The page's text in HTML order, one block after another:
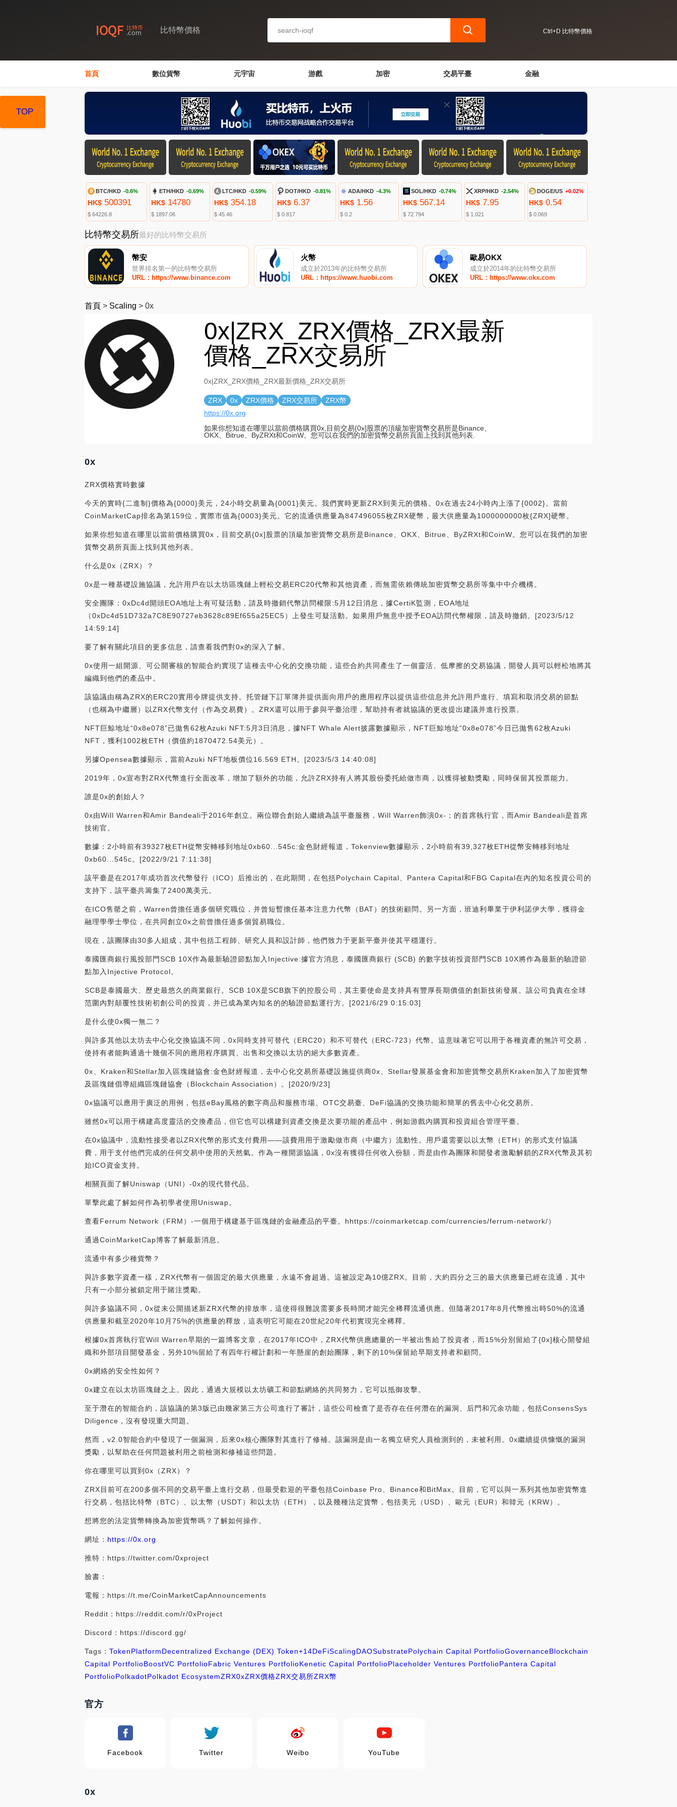
比特幣價格 Ctrl+D 比特幣價格
首頁 數位貨幣 元宇宙 游戲 加密 交易平臺 金融
BTC/HKD -0.6%
HK$ 500391
$ 64226.8
ETH/HKD -0.69%
HK$14780
$ 1897.06
LTC/HKD -0.59%
HK$354.18
$ 45.46
DOT/HKD -0.81%
HK$6.37
$ 0.817
ADA/HKD -4.3%
HK$1.56
$ 0.2
SOL/HKD -0.74%
HK$ 567.14
$ 72.794
XRP/HKD -2.54%
HK$ 7.95
$ 1.021
DOGE/US +0.02%
HK$ 0.54
$ 0.069
比特幣交易所最好的比特幣交易所
幣安
世界排名第一的比特幣交易所
URL：https://www.binance.com
火幣
成立於2013年的比特幣交易所
URL：https://www.huobi.com
歐易OKX
成立於2014年的比特幣交易所
URL：https://www.okx.com
首頁 > Scaling > 0x
0x|ZRX_ZRX價格_ZRX最新
價格_ZRX交易所
0x|ZRX_ZRX價格_ZRX最新價格_ZRX交易所
ZRX 0x ZRX價格 ZRX交易所
ZRX幣
https://0x.org
如果你想知道在哪里以當前價格購買0x,目前交易{0x]股票的頂級加密貨幣交易所是Binance、
OKX、Bitrue、ByZRXt和CoinW。您可以在我們的加密貨幣交易所頁面上找到其他列表.
0x
ZRX價格實時數據
今天的實時{二進制}價格為{0000}美元，24小時交易量為{0001}美元。我們實時更新ZRX到美元的價格。0x在過去24小時內上漲了{0002}。當前
CoinMarketCap排名為第159位，實際市值為{0003}美元。它的流通供應量為847496055枚ZRX硬幣，最大供應量為1000000000枚{ZRX]硬幣。
如果你想知道在哪里以當前價格購買0x，目前交易{0x]股票的頂級加密貨幣交易所是Binance、OKX、Bitrue、ByZRXt和CoinW。您可以在我們的加密
貨幣交易所頁面上找到其他列表。
什么是0x（ZRX）？
0x是一種基礎設施協議，允許用戶在以太坊區塊鏈上輕松交易ERC20代幣和其他資產，而無需依賴傳統加密貨幣交易所等集中中介機構。
安全團隊：0xDc4d開頭EOA地址上有可疑活動，請及時撤銷代幣訪問權限:5月12日消息，據CertiK監測，EOA地址
（0xDc4d51D732a7C8E90727eb3628c89Ef655a25EC5）上發生可疑活動。如果用戶無意中授予EOA訪問代幣權限，請及時撤銷。[2023/5/12
14:59:14]
要了解有關此項目的更多信息，請查看我們對0x的深入了解。
0x使用一組開源、可公開審核的智能合約實現了這種去中心化的交換功能，這些合約共同產生了一個靈活、低摩擦的交易協議，開發人員可以輕松地將其
編織到他們的產品中。
該協議由稱為ZRX的ERC20實用令牌提供支持。托管鏈下訂單簿并提供面向用戶的應用程序以提供這些信息并允許用戶進行、填寫和取消交易的節點
（也稱為中繼層）以ZRX代幣支付（作為交易費）。ZRX還可以用于參與平臺治理，幫助持有者就協議的更改提出建議并進行投票。
NFT巨鯨地址“0x8e078”已拋售62枚Azuki NFT:5月3日消息，據NFT Whale Alert披露數據顯示，NFT巨鯨地址“0x8e078”今日已拋售62枚Azuki
NFT，獲利1002枚ETH（價值約1870472.54美元）。
另據Opensea數據顯示，當前Azuki NFT地板價位16.569 ETH。[2023/5/3 14:40:08]
2019年，0x宣布對ZRX代幣進行全面改革，增加了額外的功能，允許ZRX持有人將其股份委托給做市商，以獲得被動獎勵，同時保留其投票能力。
誰是0x的創始人？
0x由Will Warren和Amir Bandeali于2016年創立。兩位聯合創始人繼續為該平臺服務，Will Warren飾演0x-；的首席執行官，而Amir Bandeali是首席
技術官。
數據：2小時前有39327枚ETH從幣安轉移到地址0xb60...545c:金色財經報道，Tokenview數據顯示，2小時前有39,327枚ETH從幣安轉移到地址
0xb60...545c。[2022/9/21 7:11:38]
該平臺是在2017年成功首次代幣發行（ICO）后推出的，在此期間，在包括Polychain Capital、Pantera Capital和FBG Capital在內的知名投資公司的
支持下，該平臺共籌集了2400萬美元。
在ICO售罄之前，Warren曾擔任過多個研究職位，并曾短暫擔任基本注意力代幣（BAT）的技術顧問。另一方面，班迪利畢業于伊利諾伊大學，獲得金
融理學學士學位，在共同創立0x之前曾擔任過多個貿易職位。
現在，該團隊由30多人組成，其中包括工程師、研究人員和設計師，他們致力于更新平臺并使其平穩運行。
泰國匯商銀行風投部門SCB 10X作為最新驗證節點加入Injective:據官方消息，泰國匯商銀行 (SCB) 的數字技術投資部門SCB 10X將作為最新的驗證節
點加入Injective Protocol。
SCB是泰國最大、歷史最悠久的商業銀行。SCB 10X是SCB旗下的控股公司，其主要使命是支持具有豐厚長期價值的創新技術發展。該公司負責在全球
范圍內對顛覆性技術初創公司的投資，并已成為業內知名的的驗證節點運行方。[2021/6/29 0:15:03]
是什么使0x獨一無二？
與許多其他以太坊去中心化交換協議不同，0x同時支持可替代（ERC20）和不可替代（ERC-723）代幣。這意味著它可以用于各種資產的無許可交易，
使持有者能夠通過十幾個不同的應用程序購買、出售和交換以太坊的絕大多數資產。
0x、Kraken和Stellar加入區塊鏈協會:金色財經報道，去中心化交易所基礎設施提供商0x、Stellar發展基金會和加密貨幣交易所Kraken加入了加密貨幣
及區塊鏈倡導組織區塊鏈協會（Blockchain Association）。[2020/9/23]
0x協議可以應用于廣泛的用例，包括eBay風格的數字商品和服務市場、OTC交易臺、DeFi協議的交換功能和簡單的舊去中心化交易所。
雖然0x可以用于構建高度靈活的交換產品，但它也可以構建到資產交換是次要功能的產品中，例如游戲內購買和投資組合管理平臺。
在0x協議中，流動性接受者以ZRX代幣的形式支付費用——該費用用于激勵做市商（中繼方）流動性。用戶還需要以以太幣（ETH）的形式支付協議
費，用于支付他們完成的任何交易中使用的天然氣。作為一種開源協議，0x沒有獲得任何收入份額，而是由作為團隊和開發者激勵解鎖的ZRX代幣及其初
始ICO資金支持。
相關頁面了解Uniswap（UNI）-0x的現代替代品。
單擊此處了解如何作為初學者使用Uniswap。
查看Ferrum Network（FRM）-一個用于構建基于區塊鏈的金融產品的平臺。hhttps://coinmarketcap.com/currencies/ferrum-network/）
通過CoinMarketCap博客了解最新消息。
流通中有多少種貨幣？
與許多數字資產一樣，ZRX代幣有一個固定的最大供應量，永遠不會超過。這被設定為10億ZRX。目前，大約四分之三的最大供應量已經在流通，其中
只有一小部分被鎖定用于賭注獎勵。
與許多協議不同，0x從未公開描述新ZRX代幣的排放率，這使得很難說需要多長時間才能完全稀釋流通供應。但隨著2017年8月代幣推出時50%的流通
供應量和截至2020年10月75%的供應量的釋放，這表明它可能在20世紀20年代初實現完全稀釋。
根據0x首席執行官Will Warren早期的一篇博客文章，在2017年ICO中，ZRX代幣供應總量的一半被出售給了投資者，而15%分別留給了{0x]核心開發組
織和外部項目開發基金，另外10%留給了有四年行權計劃和一年懸崖的創始團隊，剩下的10%保留給早期支持者和顧問。
0x網絡的安全性如何？
0x建立在以太坊區塊鏈之上。因此，通過大規模以太坊礦工和節點網絡的共同努力，它可以抵御攻擊。
至于潛在的智能合約，該協議的第3版已由幾家第三方公司進行了審計，這些公司檢查了是否存在任何潛在的漏洞、后門和冗余功能，包括ConsensSys
Diligence，沒有發現重大問題。
然而，v2.0智能合約中發現了一個漏洞，后來0x核心團隊對其進行了修補。該漏洞是由一名獨立研究人員檢測到的，未被利用。0x繼續提供慷慨的漏洞
獎勵，以幫助在任何問題被利用之前檢測和修補這些問題。
你在哪里可以買到0x（ZRX）？
ZRX目前可在200多個不同的交易平臺上進行交易，但最受歡迎的平臺包括Coinbase Pro、Binance和BitMax。目前，它可以與一系列其他加密貨幣進
行交易，包括比特幣（BTC）、以太幣（USDT）和以太坊（ETH），以及幾種法定貨幣，包括美元（USD）、歐元（EUR）和韓元（KRW）。
想將您的法定貨幣轉換為加密貨幣嗎？了解如何操作。
網址： https://0x.org
推特：https://twitter.com/0xproject
臉書：
電報：https://t.me/CoinMarketCapAnnouncements
Reddit：https://reddit.com/r/0xProject
Discord：https://discord.gg/
Tags： TokenPlatformDecentralized Exchange (DEX) Token+14DeFiScalingDAOSubstratePolychain Capital PortfolioGovernanceBlockchain
Capital PortfolioBoostVC PortfolioFabric Ventures PortfolioKenetic Capital PortfolioPlaceholder Ventures PortfolioPantera Capital
PortfolioPolkadotPolkadot EcosystemZRX0xZRX價格ZRX交易所ZRX幣
官方
Facebook Twitter Weibo YouTube
0x
TOP
TOP
TOP